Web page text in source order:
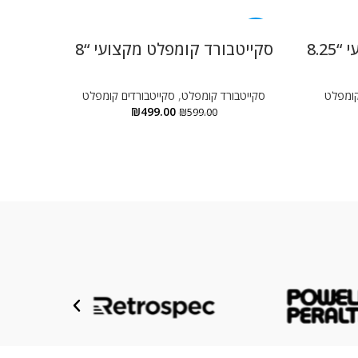
סקייטבורד קומפלט מקצועי “8
סקייטבורד קומפלט, סקייטבורדים קומפלט
₪599.00
₪499.00